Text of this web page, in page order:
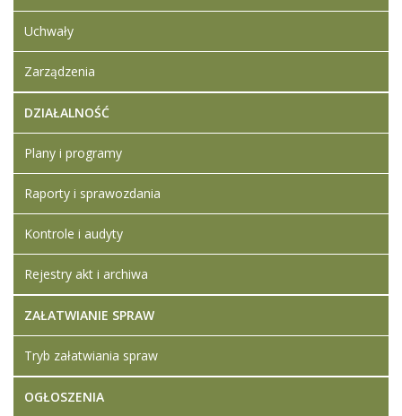
Uchwały
Zarządzenia
DZIAŁALNOŚĆ
Plany i programy
Raporty i sprawozdania
Kontrole i audyty
Rejestry akt i archiwa
ZAŁATWIANIE SPRAW
Tryb załatwiania spraw
OGŁOSZENIA